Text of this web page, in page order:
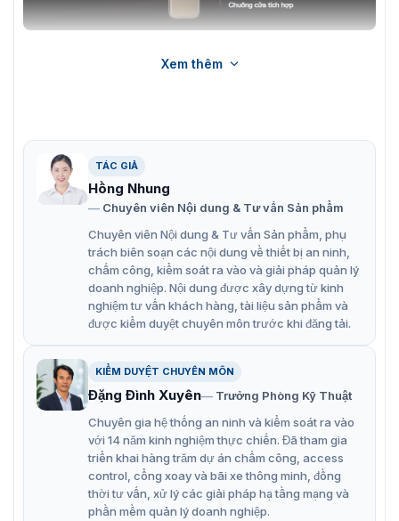
ELAA1102G-VN
Chế độ mở khóa 4 trong 1: Vân tay/Mật
khẩu/Thẻ/Chìa khóa cơ
Cảm biến vân tay bán dẫn, chip thu thập vân tay độ
chính xác cao
Mật khẩu ảo chống nhìn trộm
Xem và xuất được lịch sử mở cửa. Hỗ trợ lưu đến
Tích hợp được với chuông cửa
Hướng dẫn giọng nói khi thao tác cài đặt
Chế độ tắt tiếng khi cần
Hỗ trợ chức năng báo động
Chống nhiễu từ cuộn Tesla
Xem thêm
TÁC GIẢ
Hồng Nhung
Chuyên viên Nội dung & Tư vấn Sản phẩm
Chuyên viên Nội dung & Tư vấn Sản phẩm, phụ
trách biên soạn các nội dung về thiết bị an ninh,
chấm công, kiểm soát ra vào và giải pháp quản lý
doanh nghiệp. Nội dung được xây dựng từ kinh
nghiệm tư vấn khách hàng, tài liệu sản phẩm và
được kiểm duyệt chuyên môn trước khi đăng tải.
KIỂM DUYỆT CHUYÊN MÔN
Đặng Đình Xuyên
Trưởng Phòng Kỹ Thuật
Chuyên gia hệ thống an ninh và kiểm soát ra vào
với 14 năm kinh nghiệm thực chiến. Đã tham gia
triển khai hàng trăm dự án chấm công, access
control, cổng xoay và bãi xe thông minh, đồng
thời tư vấn, xử lý các giải pháp hạ tầng mạng và
phần mềm quản lý doanh nghiệp.